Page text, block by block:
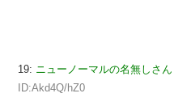
19: ニューノーマルの名無しさん
ID:Akd4Q/hZ0